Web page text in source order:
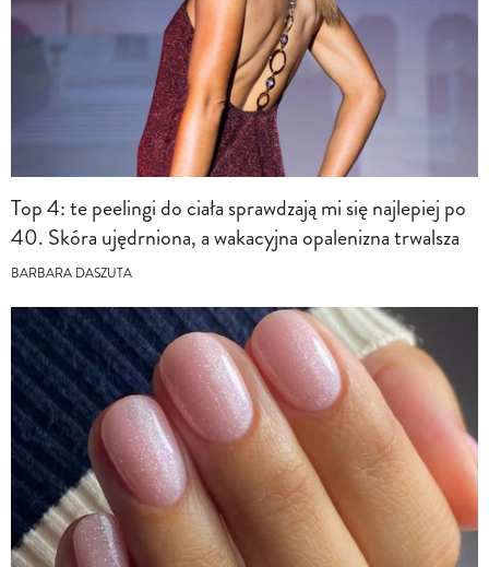
Top 4: te peelingi do ciała sprawdzają mi się najlepiej po
40. Skóra ujędrniona, a wakacyjna opalenizna trwalsza
BARBARA DASZUTA